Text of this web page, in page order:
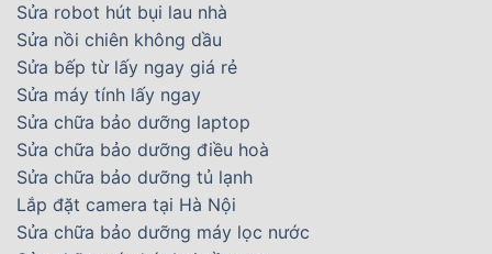
Sửa robot hút bụi lau nhà
Sửa nồi chiên không dầu
Sửa bếp từ lấy ngay giá rẻ
Sửa máy tính lấy ngay
Sửa chữa bảo dưỡng laptop
Sửa chữa bảo dưỡng điều hoà
Sửa chữa bảo dưỡng tủ lạnh
Lắp đặt camera tại Hà Nội
Sửa chữa bảo dưỡng máy lọc nước